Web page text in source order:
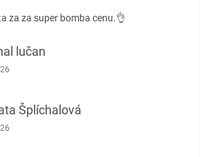
za za super bomba cenu.👌
lučan
obchodu je 5 z 5 hvězdiček.
Šplíchalová
obchodu je 5 z 5 hvězdiček.